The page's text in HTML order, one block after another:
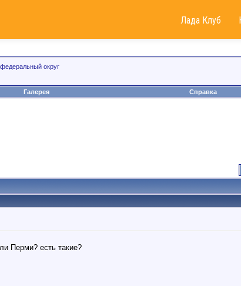
Лада Клуб
округ
Галерея Справка
Перми? есть такие?